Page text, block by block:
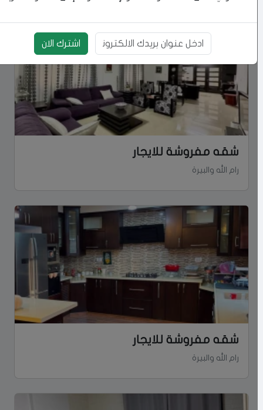
شقه مفروشة للايجار
رام الله والبيرة
شقه مفروشة للايجار
رام الله والبيرة
بريد الالكتروني
اشترك الان